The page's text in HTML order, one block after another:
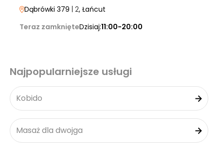
Dąbrówki 379 | 2, Łańcut
Teraz zamknięteDzisiaj:11:00-20:00
Najpopularniejsze usługi
Kobido
Masaż dla dwojga